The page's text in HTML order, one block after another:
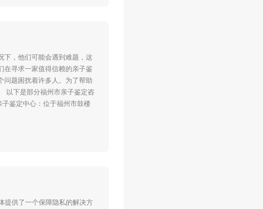
下，他们可能会遇到难题，这
在寻求一家值得信赖的亲子鉴
问题困扰着许多人。为了帮助
以下是部分福州市亲子鉴定咨
鉴定中心：位于福州市鼓楼
提供了一个保障隐私的解决方